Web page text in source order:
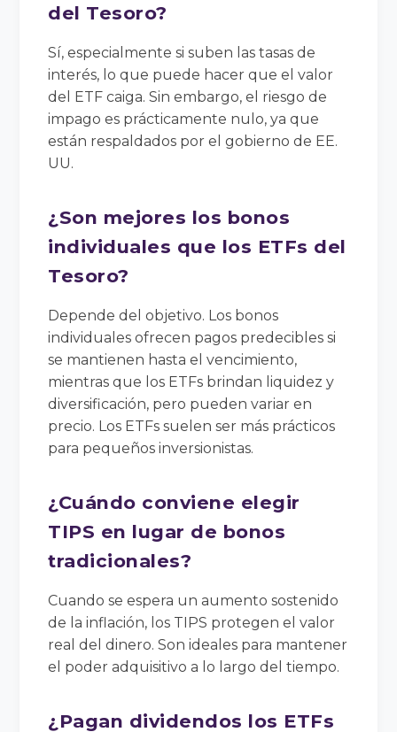
del Tesoro?
Sí, especialmente si suben las tasas de
interés, lo que puede hacer que el valor
del ETF caiga. Sin embargo, el riesgo de
impago es prácticamente nulo, ya que
están respaldados por el gobierno de EE.
UU.
¿Son mejores los bonos
individuales que los ETFs del
Tesoro?
Depende del objetivo. Los bonos
individuales ofrecen pagos predecibles si
se mantienen hasta el vencimiento,
mientras que los ETFs brindan liquidez y
diversificación, pero pueden variar en
precio. Los ETFs suelen ser más prácticos
para pequeños inversionistas.
¿Cuándo conviene elegir
TIPS en lugar de bonos
tradicionales?
Cuando se espera un aumento sostenido
de la inflación, los TIPS protegen el valor
real del dinero. Son ideales para mantener
el poder adquisitivo a lo largo del tiempo.
¿Pagan dividendos los ETFs